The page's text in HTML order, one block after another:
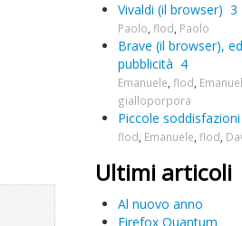
Vivaldi (il browser) 3
Paolo flod Paolo
Brave (il browser),
pubblicità 4
Emanuele flod
gialloporpora
Piccole
flod Emanuele flod
Ultimi articoli
Al nuovo anno
Firefox Quantum